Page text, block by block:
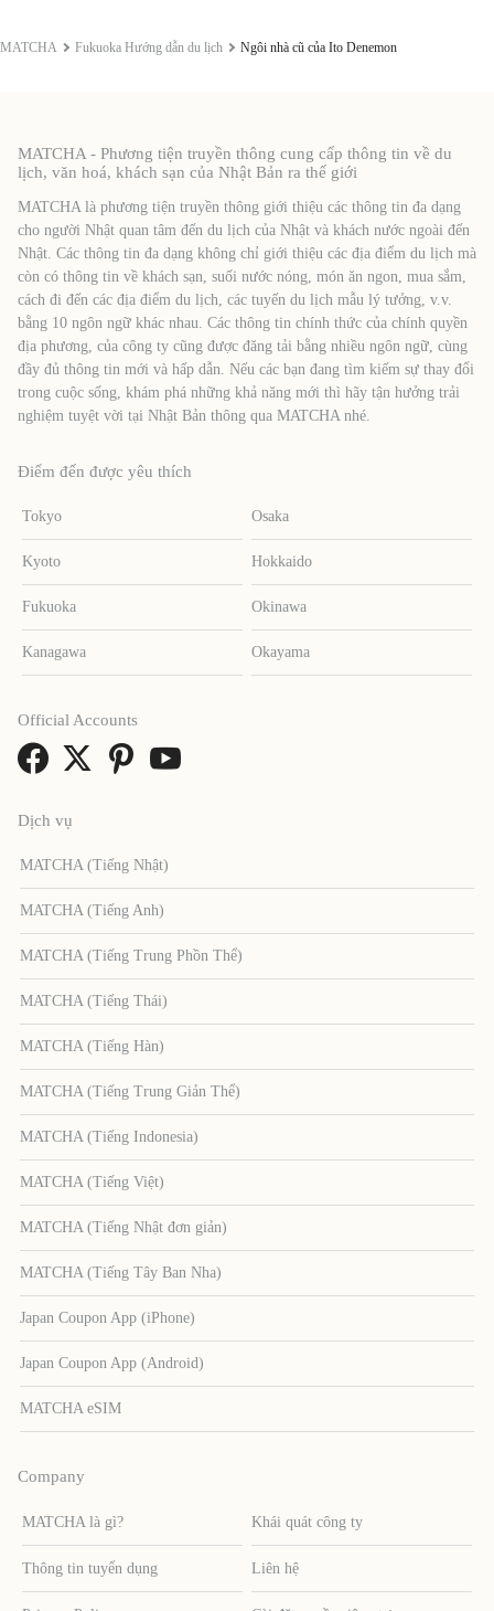
MATCHA Fukuoka Hướng dẫn du lịch Ngôi nhà cũ của Ito Denemon
MATCHA - Phương tiện truyền thông cung cấp thông tin về du
lịch, văn hoá, khách sạn của Nhật Bản ra thế giới
MATCHA là phương tiện truyền thông giới thiệu các thông tin đa dạng
cho người Nhật quan tâm đến du lịch của Nhật và khách nước ngoài đến
Nhật. Các thông tin đa dạng không chỉ giới thiệu các địa điểm du lịch mà
còn có thông tin về khách sạn, suối nước nóng, món ăn ngon, mua sắm,
cách đi đến các địa điểm du lịch, các tuyến du lịch mẫu lý tưởng, v.v.
bằng 10 ngôn ngữ khác nhau. Các thông tin chính thức của chính quyền
địa phương, của công ty cũng được đăng tải bằng nhiều ngôn ngữ, cùng
đầy đủ thông tin mới và hấp dẫn. Nếu các bạn đang tìm kiếm sự thay đổi
trong cuộc sống, khám phá những khả năng mới thì hãy tận hưởng trải
nghiệm tuyệt vời tại Nhật Bản thông qua MATCHA nhé.
Điểm đến được yêu thích
Tokyo Osaka
Kyoto Hokkaido
Fukuoka Okinawa
Kanagawa Okayama
Dịch vụ
MATCHA (Tiếng Nhật)
MATCHA (Tiếng Anh)
MATCHA (Tiếng Trung Phồn Thể)
MATCHA (Tiếng Thái)
MATCHA (Tiếng Hàn)
MATCHA (Tiếng Trung Giản Thể)
MATCHA (Tiếng Indonesia)
MATCHA (Tiếng Việt)
MATCHA (Tiếng Nhật đơn giản)
MATCHA (Tiếng Tây Ban Nha)
Japan Coupon App (iPhone)
Japan Coupon App (Android)
MATCHA eSIM
Company
MATCHA là gì? Khái quát công ty
Thông tin tuyển dụng Liên hệ
Official Accounts